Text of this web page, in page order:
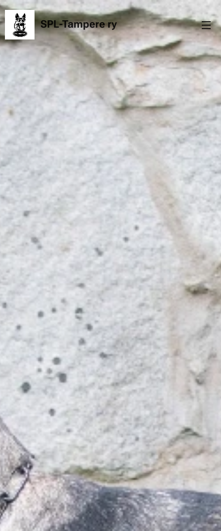
SPL-Tamperery